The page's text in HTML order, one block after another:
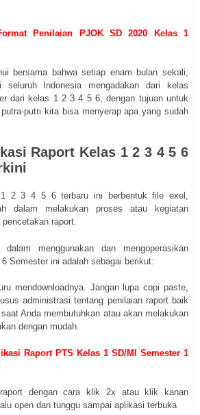
Penilaian PJOK SD 2020 Kelas 1
bersama bahwa setiap enam bulan sekali,
seluruh Indonesia mengadakan dari kelas
dari kelas 1 2 3 4 5 6, dengan tujuan untuk
putri kita bisa menyerap apa yang sudah
Raport Kelas 1 2 3 4 5 6
1 2 3 4 5 6 terbaru ini berbentuk file exel,
dalam melakukan proses atau kegiatan
raport.
menggunakan dan mengoperasikan
Semester ini adalah sebagai berikut:
mendownloadnya. Jangan lupa copi paste,
administrasi tentang penilaian raport baik
Anda membutuhkan atau akan melakukan
dengan mudah.
Raport PTS Kelas 1 SD/MI Semester 1
dengan cara klik 2x atau klik kanan
open dan tunggu sampai aplikasi terbuka